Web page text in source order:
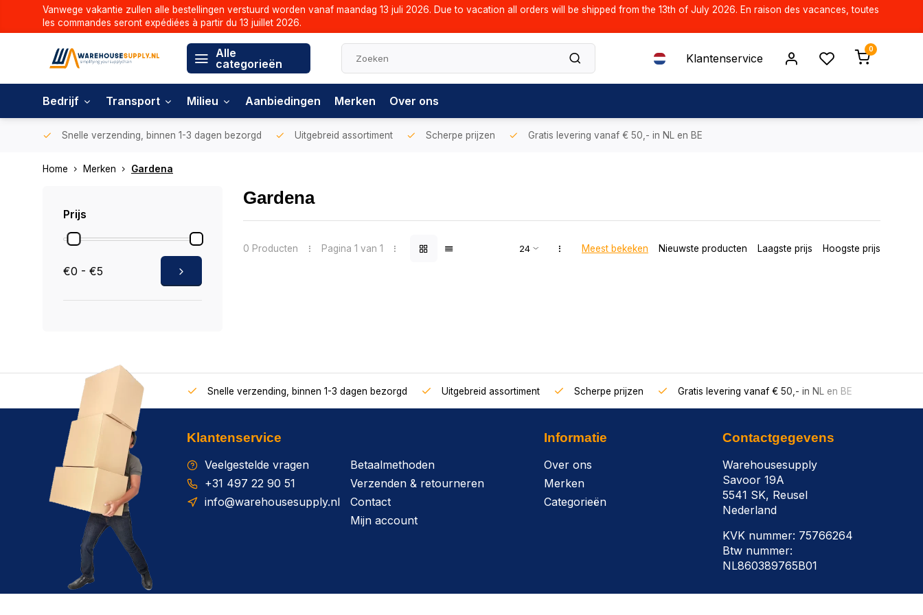
Vanwege vakantie zullen alle bestellingen verstuurd worden vanaf maandag 13 juli 2026. Due to vacation all orders will be shipped from the 13th of July 2026. En raison des vacances, toutes
les commandes seront expédiées à partir du 13 juillet 2026.
Alle
categorieën
Klantenservice
0
Bedrijf Transport Milieu Aanbiedingen Merken Over ons
Snelle verzending, binnen 1-3 dagen bezorgd Uitgebreid assortiment Scherpe prijzen Gratis levering vanaf € 50,- in NL en BE
Home Merken Gardena
Prijs
€0 - €5
Gardena
0 Producten Pagina 1 van 1 Meest bekeken Nieuwste producten Laagste prijs Hoogste prijs
Snelle verzending, binnen 1-3 dagen bezorgd Uitgebreid assortiment Scherpe prijzen Gratis levering vanaf € 50,- in NL en BE
Klantenservice
Veelgestelde vragen
+31 497 22 90 51
info@warehousesupply.nl
Betaalmethoden
Verzenden & retourneren
Contact
Mijn account
Informatie
Over ons
Merken
Categorieën
Contactgegevens
Warehousesupply
Savoor 19A
5541 SK, Reusel
Nederland
KVK nummer: 75766264
Btw nummer:
NL860389765B01